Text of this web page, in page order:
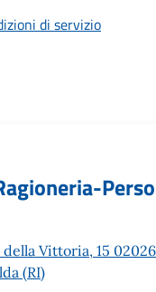
di servizio
della Vittoria, 15
(RI)